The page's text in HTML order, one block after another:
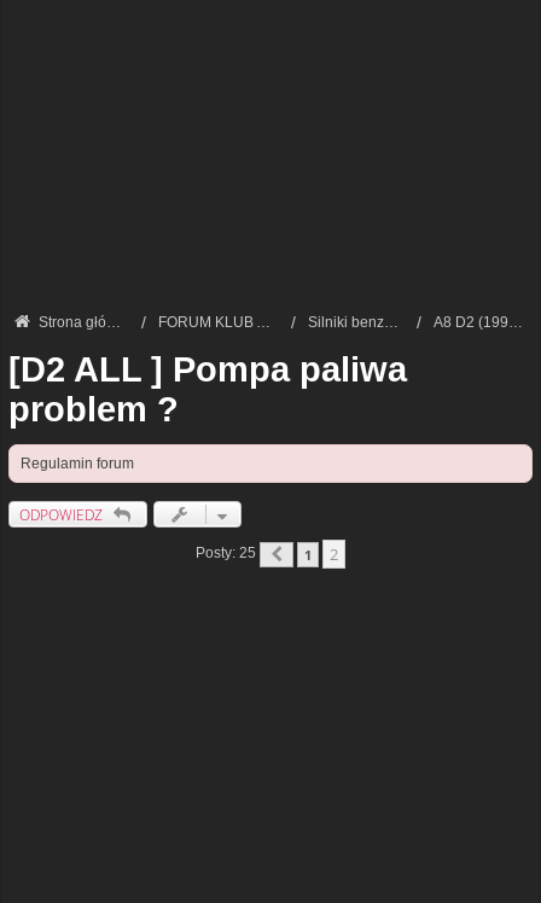
Strona główna FORUM KLUB AUDI A8 - FORUM TECHNICZNE Silniki benzynowe i LPG A8 D2 (1994 - 2002)
[D2 ALL ] Pompa paliwa
problem ?
Regulamin forum
ODPOWIEDZ
Posty: 25 Poprzednia
1 2